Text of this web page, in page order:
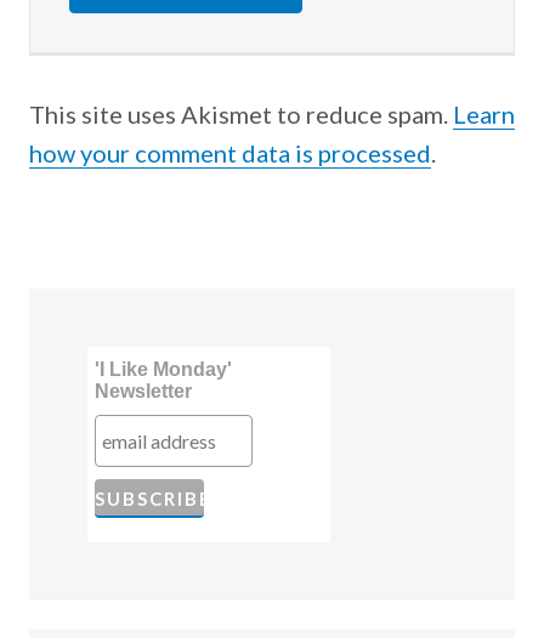
This site uses Akismet to reduce spam. Learn
how your comment data is processed.
'I Like Monday'
Newsletter